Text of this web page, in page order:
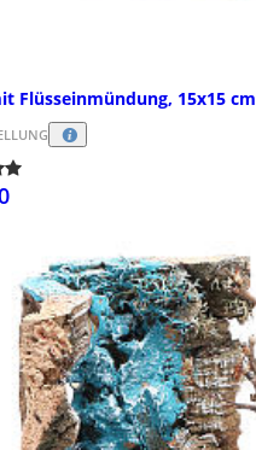
Flüsseinmündung, 15x15 cm